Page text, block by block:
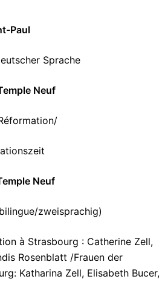
Sprache
Neuf
Neuf
zweisprachig)
à Strasbourg : Catherine Zell,
Rosenblatt /Frauen der
Katharina Zell, Elisabeth Bucer,